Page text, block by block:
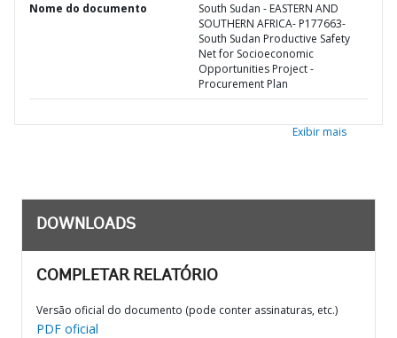
Nome do documento
South Sudan - EASTERN AND
SOUTHERN AFRICA- P177663-
South Sudan Productive Safety
Net for Socioeconomic
Opportunities Project -
Procurement Plan
Exibir mais
DOWNLOADS
COMPLETAR RELATÓRIO
Versão oficial do documento (pode conter assinaturas, etc.)
PDF oficial